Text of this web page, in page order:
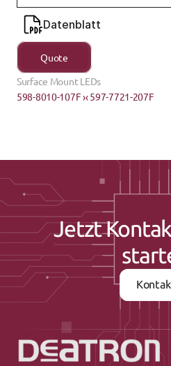
Datenblatt
Quote
Surface Mount LEDs
598-8010-107F ›‹ 597-7721-207F
Jetzt